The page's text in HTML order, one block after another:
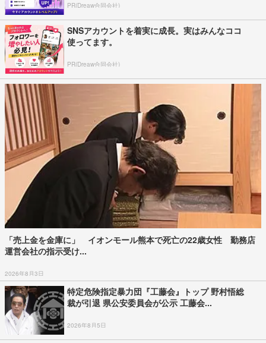
PR(Dreaw合同会社)
SNSアカウントを着実に成長。実はみんなココ
使ってます。
PR(Dreaw合同会社)
「売上金を金庫に」 イオンモール熊本で死亡の22歳女性 勤務店
運営会社の指示受け...
2026年8月3日
特定危険指定暴力団『工藤会』トップ 野村悟総
裁が引退 県公安委員会が公示 工藤会...
2026年8月5日